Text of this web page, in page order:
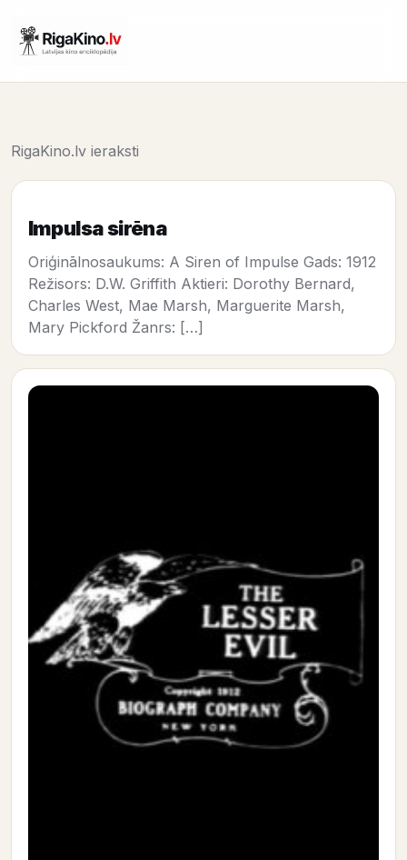
RigaKino.lv ieraksti
Impulsa sirēna
Oriģinālnosaukums: A Siren of Impulse Gads: 1912
Režisors: D.W. Griffith Aktieri: Dorothy Bernard,
Charles West, Mae Marsh, Marguerite Marsh,
Mary Pickford Žanrs: […]